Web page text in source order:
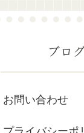
ブロ
お問い合わせ